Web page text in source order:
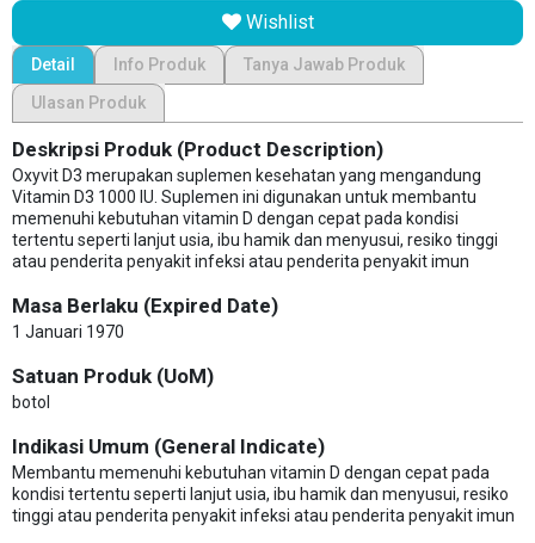
Wishlist
Detail Info Produk
Tanya Jawab Produk
Ulasan Produk
Deskripsi Produk (Product Description)
Oxyvit D3 merupakan suplemen kesehatan yang mengandung
Vitamin D3 1000 IU. Suplemen ini digunakan untuk membantu
memenuhi kebutuhan vitamin D dengan cepat pada kondisi
tertentu seperti lanjut usia, ibu hamik dan menyusui, resiko tinggi
atau penderita penyakit infeksi atau penderita penyakit imun
Masa Berlaku (Expired Date)
1 Januari 1970
Satuan Produk (UoM)
botol
Indikasi Umum (General Indicate)
Membantu memenuhi kebutuhan vitamin D dengan cepat pada
kondisi tertentu seperti lanjut usia, ibu hamik dan menyusui, resiko
tinggi atau penderita penyakit infeksi atau penderita penyakit imun